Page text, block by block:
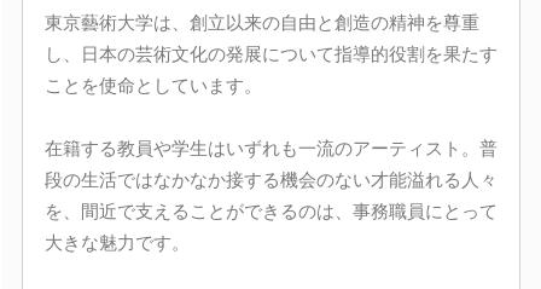
東京藝術大学は、創立以来の自由と創造の精神を尊重
し、日本の芸術文化の発展について指導的役割を果たす
ことを使命としています。
在籍する教員や学生はいずれも一流のアーティスト。普
段の生活ではなかなか接する機会のない才能溢れる人々
を、間近で支えることができるのは、事務職員にとって
大きな魅力です。